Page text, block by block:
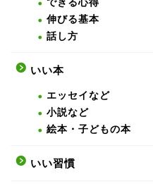
できる心得
伸びる基本
話し方
いい本
エッセイなど
小説など
絵本・子どもの本
いい習慣